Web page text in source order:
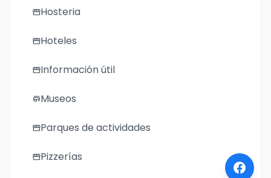
storefrontHosteria
storefrontHoteles
storefrontInformación útil
storeMuseos
storefrontParques de actividades
storefrontPizzerías